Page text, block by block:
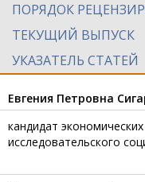
ПОРЯДОК
ТЕКУЩИЙ ВЫПУСК
УКАЗАТЕЛЬ СТАТЕЙ
Евгения Петровна
кандидат
исследовательского